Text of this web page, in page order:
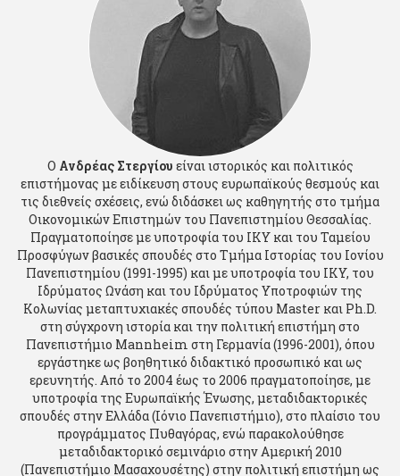
Ο Ανδρέας Στεργίου είναι ιστορικός και πολιτικός
επιστήμονας με ειδίκευση στους ευρωπαϊκούς θεσμούς και
τις διεθνείς σχέσεις, ενώ διδάσκει ως καθηγητής στο τμήμα
Οικονομικών Επιστημών του Πανεπιστημίου Θεσσαλίας.
Πραγματοποίησε με υποτροφία του ΙΚΥ και του Ταμείου
Προσφύγων βασικές σπουδές στο Τμήμα Ιστορίας του Ιονίου
Πανεπιστημίου (1991-1995) και με υποτροφία του ΙΚΥ, του
Ιδρύματος Ωνάση και του Ιδρύματος Υποτροφιών της
Κολωνίας μεταπτυχιακές σπουδές τύπου Master και Ph.D.
στη σύγχρονη ιστορία και την πολιτική επιστήμη στο
Πανεπιστήμιο Mannheim στη Γερμανία (1996-2001), όπου
εργάστηκε ως βοηθητικό διδακτικό προσωπικό και ως
ερευνητής. Από το 2004 έως το 2006 πραγματοποίησε, με
υποτροφία της Ευρωπαϊκής Ένωσης, μεταδιδακτορικές
σπουδές στην Ελλάδα (Ιόνιο Πανεπιστήμιο), στο πλαίσιο του
προγράμματος Πυθαγόρας, ενώ παρακολούθησε
μεταδιδακτορικό σεμινάριο στην Αμερική 2010
(Πανεπιστήμιο Μασαχουσέτης) στην πολιτική επιστήμη ως